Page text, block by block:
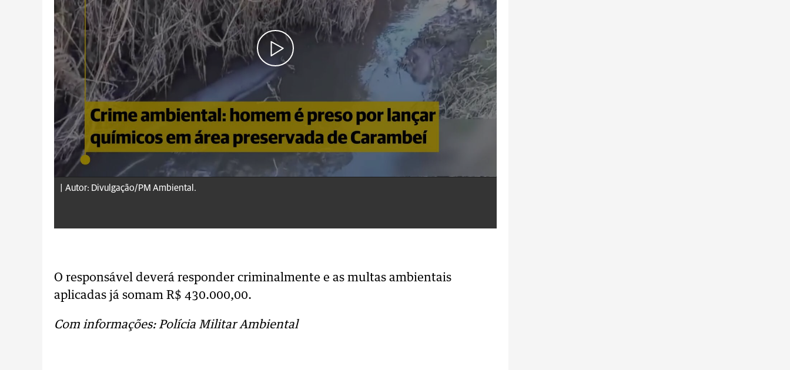
Autor: Divulgação/PM Ambiental.
O responsável deverá responder criminalmente e as multas ambientais
aplicadas já somam R$ 430.000,00.
Com informações: Polícia Militar Ambiental